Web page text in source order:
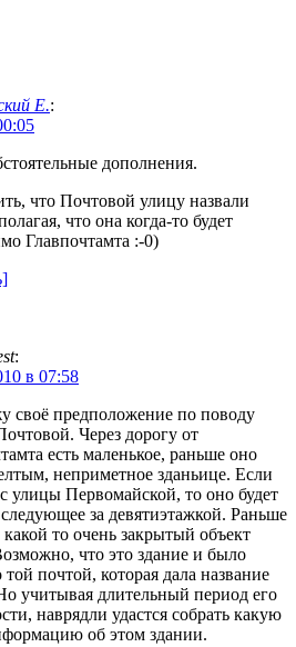
Е.:
дополнения.
что Почтовой улицу назвали
что она когда-то будет
Главпочтамта :-0)
:
в 07:58
своё предположение по поводу
Через дорогу от
есть маленькое, раньше оно
неприметное зданьице. Если
с улицы Первомайской, то оно будет
за девятиэтажкой. Раньше
то очень закрытый объект
что это здание и было
той почтой, которая дала название
учитывая длительный период его
наврядли удастся собрать какую
об этом здании.